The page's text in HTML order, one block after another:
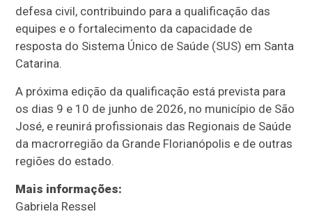
defesa civil, contribuindo para a qualificação das
equipes e o fortalecimento da capacidade de
resposta do Sistema Único de Saúde (SUS) em Santa
Catarina.
A próxima edição da qualificação está prevista para
os dias 9 e 10 de junho de 2026, no município de São
José, e reunirá profissionais das Regionais de Saúde
da macrorregião da Grande Florianópolis e de outras
regiões do estado.
Mais informações:
Gabriela Ressel